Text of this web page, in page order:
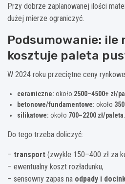
Przy dobrze zaplanowanej ilości
dużej mierze ograniczyć.
Podsumowanie: ile
kosztuje paleta
W 2024 roku przeciętne ceny
ceramiczne: około 2500–4500+ zł/
betonowe/fundamentowe: około
silikatowe: około 700–2200 zł/paleta
Do tego trzeba doliczyć:
– transport (zwykle 150–400 zł za
– ewentualny koszt rozładunku,
– sensowny zapas na odpady i